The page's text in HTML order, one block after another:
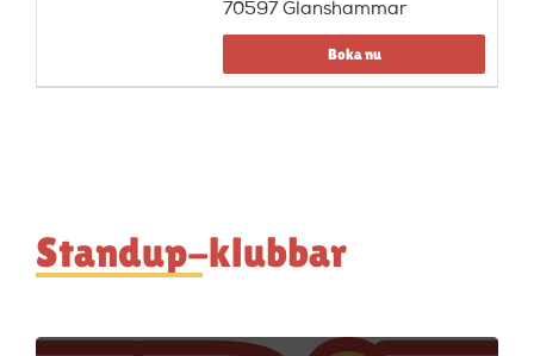
70597 Glanshammar
Boka nu
Standup-klubbar